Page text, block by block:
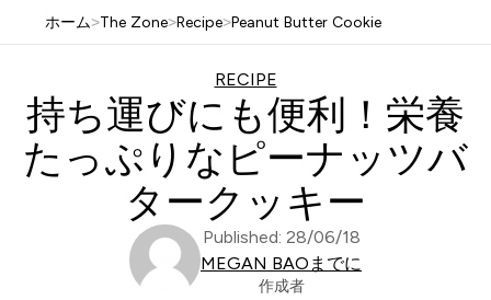
ホーム>The Zone>Recipe>Peanut Butter Cookie
RECIPE
持ち運びにも便利！栄養
たっぷりなピーナッツバ
タークッキー
Published: 28/06/18
MEGAN BAOまでに
作成者